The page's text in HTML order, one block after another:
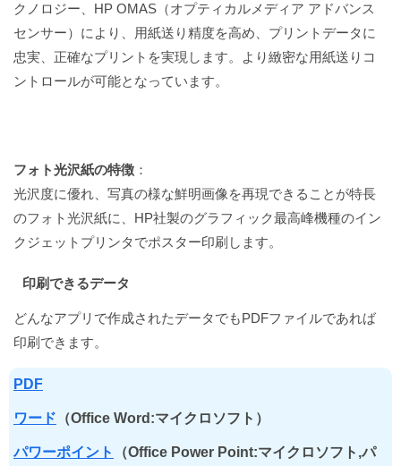
クノロジー、HP OMAS（オプティカルメディア アドバンス
センサー）により、用紙送り精度を高め、プリントデータに
忠実、正確なプリントを実現します。より緻密な用紙送りコ
ントロールが可能となっています。
フォト光沢紙の特徴 ：
光沢度に優れ、写真の様な鮮明画像を再現できることが特長
のフォト光沢紙に、HP社製のグラフィック最高峰機種のイン
クジェットプリンタでポスター印刷します。
印刷できるデータ
どんなアプリで作成されたデータでもPDFファイルであれば
印刷できます。
PDF
ワード （Office Word:マイクロソフト）
パワーポイント
（Office Power Point:マイクロソフト,パ